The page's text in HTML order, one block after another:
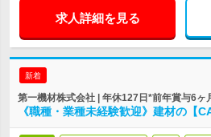
求人詳細を見る
新着
第一機材株式会社 | 年休127日*前年賞与6
《職種・業種未経験歓迎》建材の【